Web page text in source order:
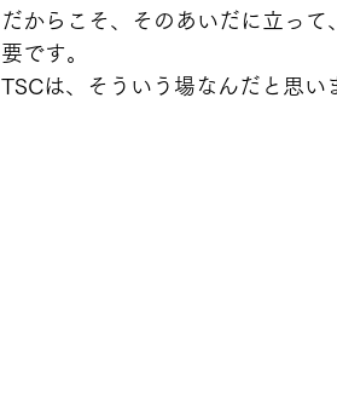
だからこそ、そのあいだに立っ
要です。
TSCは、そういう場なんだと思い